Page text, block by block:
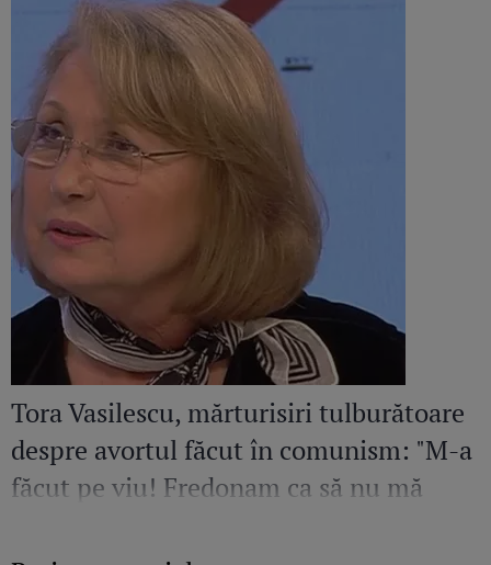
Tora Vasilescu, mărturisiri tulburătoare
despre avortul făcut în comunism: "M-a
făcut pe viu! Fredonam ca să nu mă